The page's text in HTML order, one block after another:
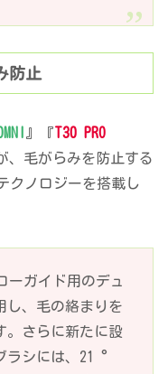
防止
』『T30 PRO
、毛がらみを防止する
クノロジーを搭載し
ーガイド用のデュ
し、毛の絡まりを
。さらに新たに設
ラシには、21 °